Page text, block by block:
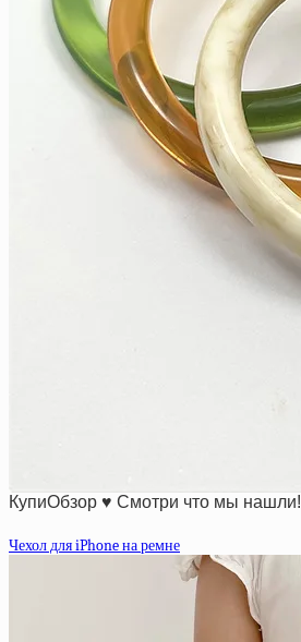
КупиОбзор ♥ Смотри что мы нашли!
Чехол для iPhone на ремне